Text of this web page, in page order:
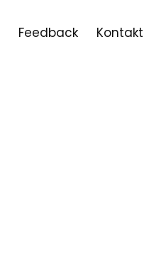
Feedback Kontakt